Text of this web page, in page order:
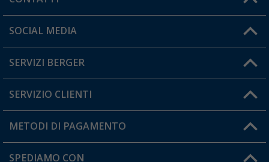
Orari di apertura del servizio:
Hai una domanda?
SOCIAL MEDIA
SERVIZI BERGER
Diventare rivenditori
Il mio Account
SERVIZIO CLIENTI
Informazioni sulla spedizione
Resi
METODI DI PAGAMENTO
SPEDIAMO CON